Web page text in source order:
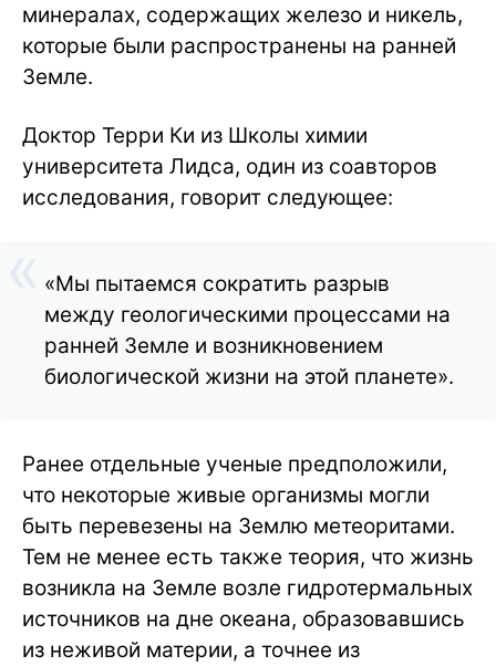
минералах, содержащих железо и никель,
которые были распространены на ранней
Земле.
Доктор Терри Ки из Школы химии
университета Лидса, один из соавторов
исследования, говорит следующее:
«Мы пытаемся сократить разрыв
между геологическими процессами на
ранней Земле и возникновением
биологической жизни на этой планете».
Ранее отдельные ученые предположили,
что некоторые живые организмы могли
быть перевезены на Землю метеоритами.
Тем не менее есть также теория, что жизнь
возникла на Земле возле гидротермальных
источников на дне океана, образовавшись
из неживой материи, а точнее из